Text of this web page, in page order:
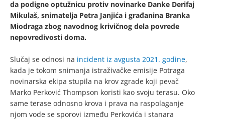
da podigne optužnicu protiv novinarke Danke Derifaj
Mikulaš, snimatelja Petra Janjića i građanina Branka
Miodraga zbog navodnog krivičnog dela povrede
nepovredivosti doma.
Slučaj se odnosi na incident iz avgusta 2021. godine,
kada je tokom snimanja istraživačke emisije Potraga
novinarska ekipa stupila na krov zgrade koji pevač
Marko Perković Thompson koristi kao svoju terasu. Oko
same terase odnosno krova i prava na raspolaganje
njom vode se sporovi između Perkovića i stanara